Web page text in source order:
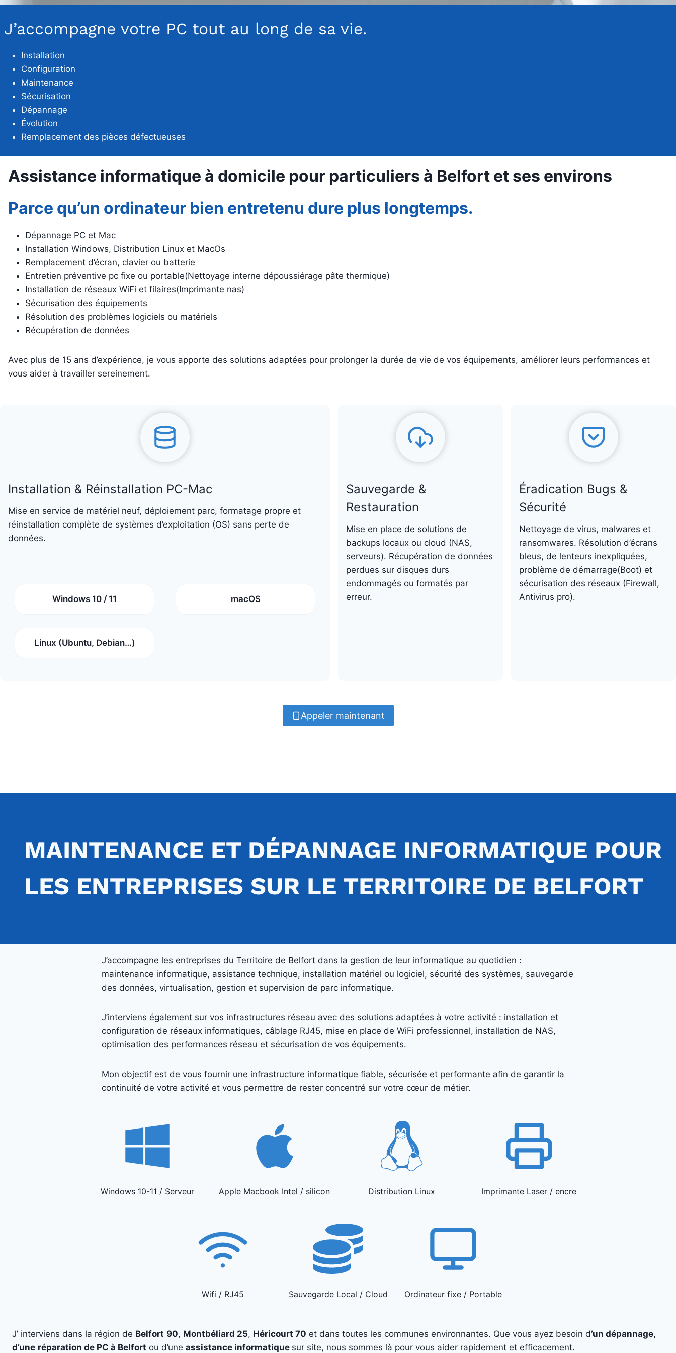
J’accompagne votre PC tout au long de sa vie.
Installation
Configuration
Maintenance
Sécurisation
Dépannage
Évolution
Remplacement des pièces défectueuses
Assistance informatique à domicile pour particuliers à Belfort et ses environs
Parce qu’un ordinateur bien entretenu dure plus longtemps.
Dépannage PC et Mac
Installation Windows, Distribution Linux et MacOs
Remplacement d’écran, clavier ou batterie
Entretien préventive pc fixe ou portable(Nettoyage interne dépoussiérage pâte thermique)
Installation de réseaux WiFi et filaires(Imprimante nas)
Sécurisation des équipements
Résolution des problèmes logiciels ou matériels
Récupération de données
Avec plus de 15 ans d’expérience, je vous apporte des solutions adaptées pour prolonger la durée de vie de vos équipements, améliorer leurs performances et
vous aider à travailler sereinement.
Installation & Réinstallation PC-Mac
Mise en service de matériel neuf, déploiement parc, formatage propre et
réinstallation complète de systèmes d’exploitation (OS) sans perte de
données.
Windows 10 / 11 macOS
Linux (Ubuntu, Debian…)
Sauvegarde &
Restauration
Mise en place de solutions de
backups locaux ou cloud (NAS,
serveurs). Récupération de données
perdues sur disques durs
endommagés ou formatés par
erreur.
Éradication Bugs &
Sécurité
Nettoyage de virus, malwares et
ransomwares. Résolution d’écrans
bleus, de lenteurs inexpliquées,
problème de démarrage(Boot) et
sécurisation des réseaux (Firewall,
Antivirus pro).
Appeler maintenant
MAINTENANCE ET DÉPANNAGE INFORMATIQUE POUR
LES ENTREPRISES SUR LE TERRITOIRE DE BELFORT
J’accompagne les entreprises du Territoire de Belfort dans la gestion de leur informatique au quotidien :
maintenance informatique, assistance technique, installation matériel ou logiciel, sécurité des systèmes, sauvegarde
des données, virtualisation, gestion et supervision de parc informatique.
J’interviens également sur vos infrastructures réseau avec des solutions adaptées à votre activité : installation et
configuration de réseaux informatiques, câblage RJ45, mise en place de WiFi professionnel, installation de NAS,
optimisation des performances réseau et sécurisation de vos équipements.
Mon objectif est de vous fournir une infrastructure informatique fiable, sécurisée et performante afin de garantir la
continuité de votre activité et vous permettre de rester concentré sur votre cœur de métier.
Windows 10-11 / Serveur Apple Macbook Intel / silicon Distribution Linux Imprimante Laser / encre
Wifi / RJ45 Sauvegarde Local / Cloud Ordinateur fixe / Portable
J’ interviens dans la région de Belfort 90, Montbéliard 25, Héricourt 70 et dans toutes les communes environnantes. Que vous ayez besoin d’un dépannage,
d’une réparation de PC à Belfort ou d’une assistance informatique sur site, nous sommes là pour vous aider rapidement et efficacement.